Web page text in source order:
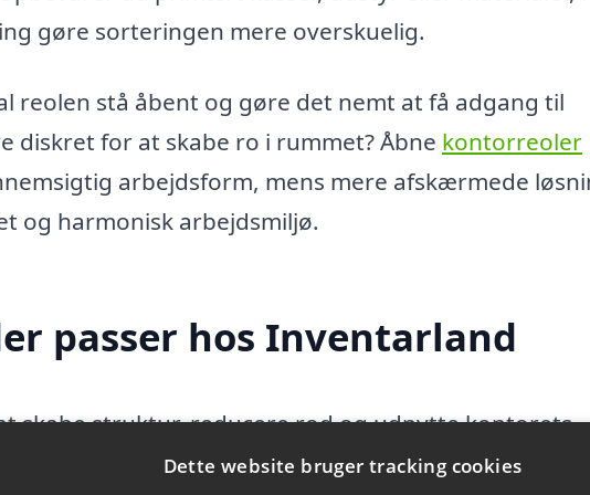
gøre sorteringen mere overskuelig.
reolen stå åbent og gøre det nemt at få adgang til
diskret for at skabe ro i rummet? Åbne kontorreoler
arbejdsform, mens mere afskærmede
og harmonisk arbejdsmiljø.
passer hos Inventarland
skabe struktur, reducere rod og udnytte kontorets
flyttes og genbruges i takt med, at kontoret
Dette website bruger tracking cookies